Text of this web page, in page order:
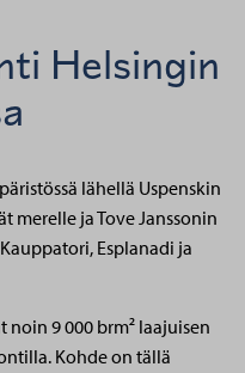
Helsingin
lähellä Uspenskin
merelle ja Tove Janssonin
Esplanadi ja
9 000 brm² laajuisen
Kohde on tällä